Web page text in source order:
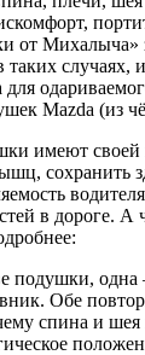
от Михалыча»
случаях,
для
Mazda (из
имеют
сохранить
в дороге. А
подушки,
Обе
спина и